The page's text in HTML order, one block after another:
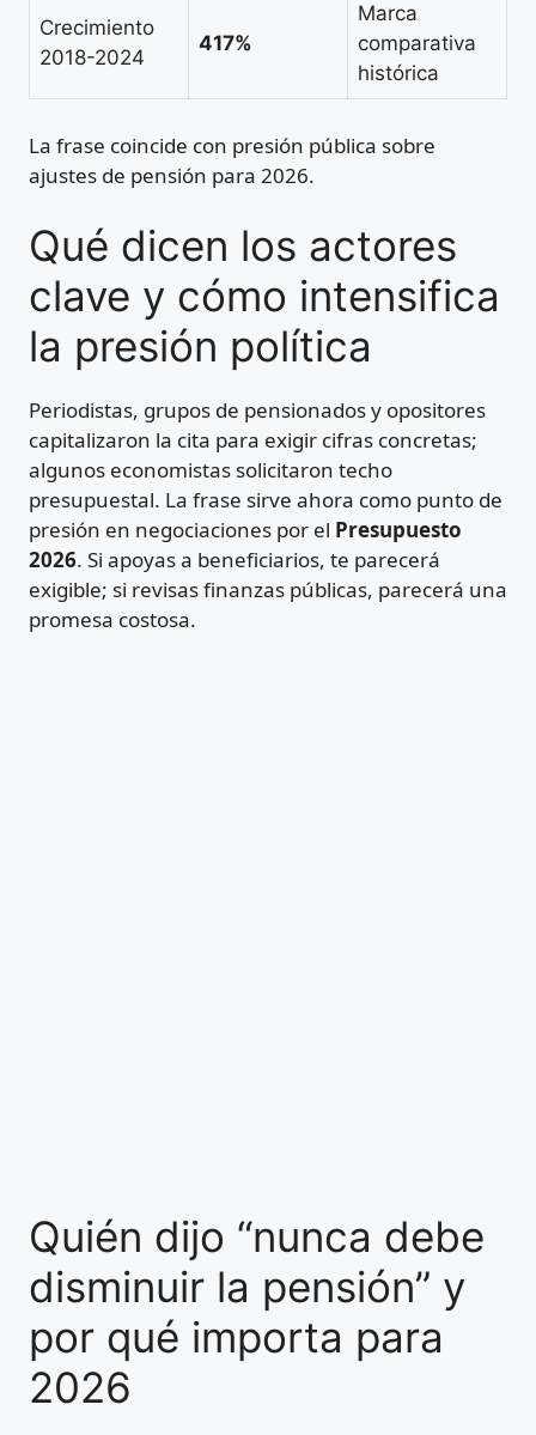
Crecimiento
2018-2024
417%
Marca
comparativa
histórica
La frase coincide con presión pública sobre
ajustes de pensión para 2026.
Qué dicen los actores
clave y cómo intensifica
la presión política
Periodistas, grupos de pensionados y opositores
capitalizaron la cita para exigir cifras concretas;
algunos economistas solicitaron techo
presupuestal. La frase sirve ahora como punto de
presión en negociaciones por el Presupuesto
2026. Si apoyas a beneficiarios, te parecerá
exigible; si revisas finanzas públicas, parecerá una
promesa costosa.
Quién dijo “nunca debe
disminuir la pensión” y
por qué importa para
2026